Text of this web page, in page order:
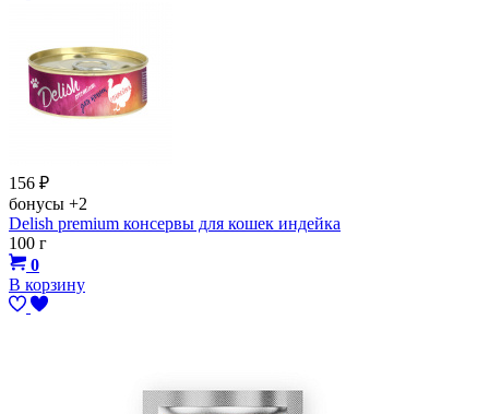
156 ₽
бонусы +2
Delish premium консервы для кошек индейка
100 г
0
В корзину